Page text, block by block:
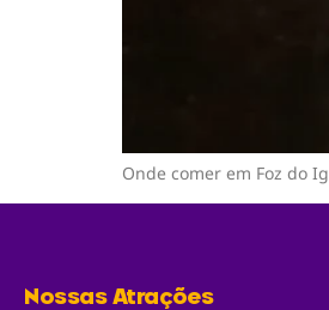
Onde comer em Foz do
Nossas Atrações